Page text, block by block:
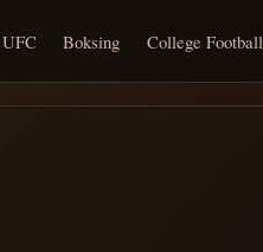
UFC Boksing College Football